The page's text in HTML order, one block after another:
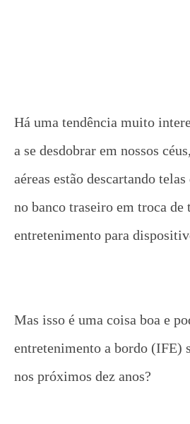
Há uma tendência muito
a se desdobrar em nossos
aéreas estão descartando
no banco traseiro em troca
entretenimento para
Mas isso é uma coisa boa e
entretenimento a bordo (IFE)
nos próximos dez anos?